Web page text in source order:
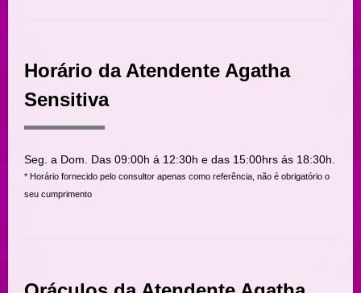
Horário da Atendente Agatha
Sensitiva
Seg. a Dom. Das 09:00h á 12:30h e das 15:00hrs ás 18:30h.
* Horário fornecido pelo consultor apenas como referência, não é obrigatório o
seu cumprimento